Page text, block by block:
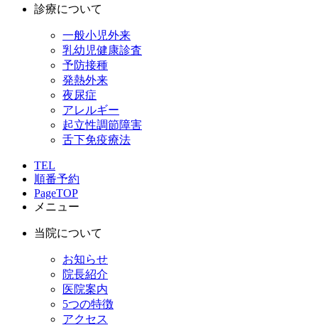
診療について
一般小児外来
乳幼児健康診査
予防接種
発熱外来
夜尿症
アレルギー
起立性調節障害
舌下免疫療法
TEL
順番予約
PageTOP
メニュー
当院について
お知らせ
院長紹介
医院案内
5つの特徴
アクセス